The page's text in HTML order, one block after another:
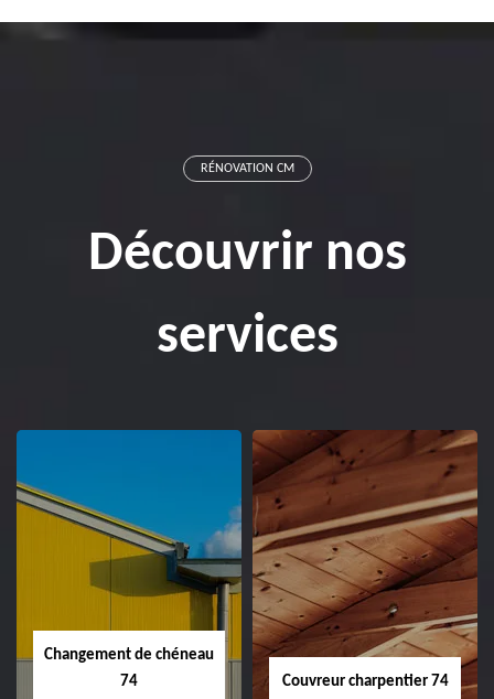
RÉNOVATION CM
Découvrir nos
services
Changement de chéneau
74
Couvreur charpentier 74